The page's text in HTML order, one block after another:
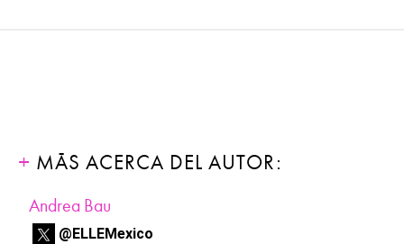
MÁS ACERCA DEL AUTOR:
Andrea Bau
@ELLEMexico